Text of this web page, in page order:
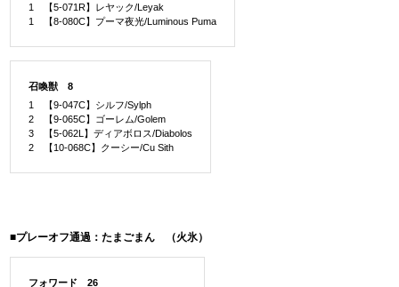
1 【5-071R】レヤック/Leyak
1 【8-080C】プーマ夜光/Luminous Puma
召喚獣 8
1 【9-047C】シルフ/Sylph
2 【9-065C】ゴーレム/Golem
3 【5-062L】ディアボロス/Diabolos
2 【10-068C】クーシー/Cu Sith
■プレーオフ通過：たまごまん （火氷）
フォワード 26